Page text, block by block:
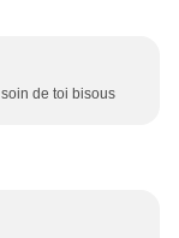
de toi bisous